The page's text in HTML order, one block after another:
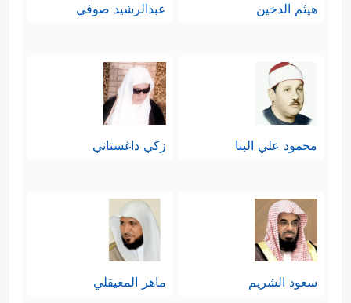
هيثم الدخين عبدالرشيد صوفي
محمود علي البنا زكي داغستاني
سعود الشريم ماهر المعيقلي